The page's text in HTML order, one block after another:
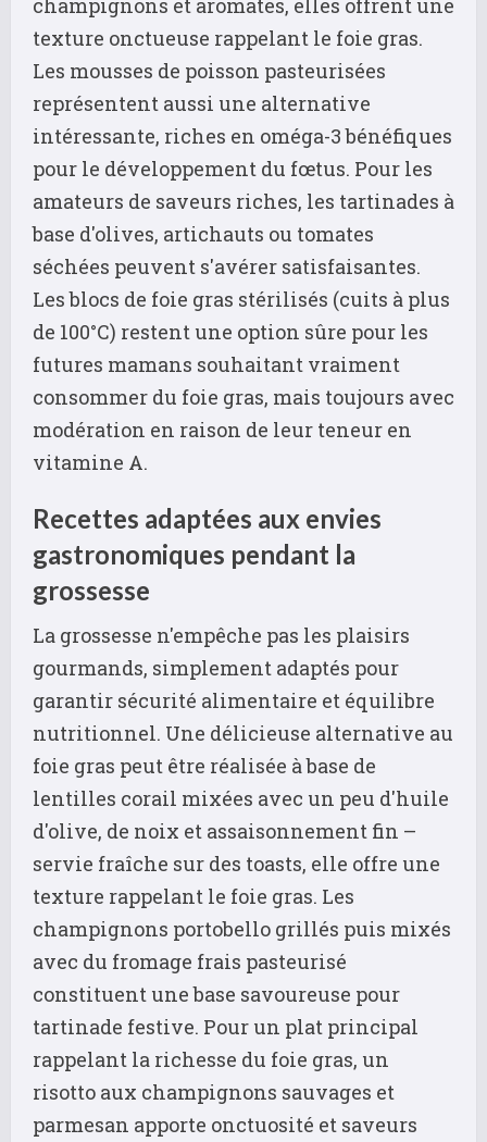
texture onctueuse rappelant le foie gras.
Les mousses de poisson pasteurisées
représentent aussi une alternative
intéressante, riches en oméga-3 bénéfiques
pour le développement du fœtus. Pour les
amateurs de saveurs riches, les tartinades à
base d'olives, artichauts ou tomates
séchées peuvent s'avérer satisfaisantes.
Les blocs de foie gras stérilisés (cuits à plus
de 100°C) restent une option sûre pour les
futures mamans souhaitant vraiment
consommer du foie gras, mais toujours avec
modération en raison de leur teneur en
vitamine A.
Recettes adaptées aux envies
gastronomiques pendant la
grossesse
La grossesse n'empêche pas les plaisirs
gourmands, simplement adaptés pour
garantir sécurité alimentaire et équilibre
nutritionnel. Une délicieuse alternative au
foie gras peut être réalisée à base de
lentilles corail mixées avec un peu d'huile
d'olive, de noix et assaisonnement fin –
servie fraîche sur des toasts, elle offre une
texture rappelant le foie gras. Les
champignons portobello grillés puis mixés
avec du fromage frais pasteurisé
constituent une base savoureuse pour
tartinade festive. Pour un plat principal
rappelant la richesse du foie gras, un
risotto aux champignons sauvages et
parmesan apporte onctuosité et saveurs